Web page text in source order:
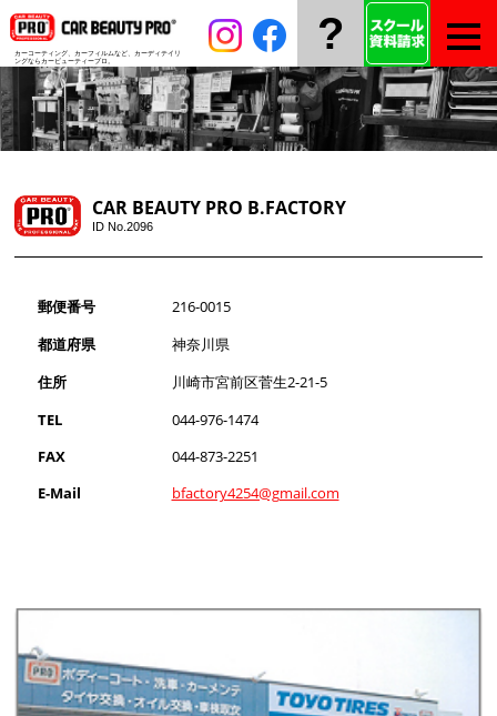
カーコーティング、カーフィルムなど、 カーディテイリ
ングならカービューティープロ。
?
CAR BEAUTY PRO B.FACTORY
ID No.2096
郵便番号
216-0015
都道府県
神奈川県
住所
川崎市宮前区菅生2-21-5
TEL
044-976-1474
FAX
044-873-2251
E-Mail
bfactory4254@gmail.com